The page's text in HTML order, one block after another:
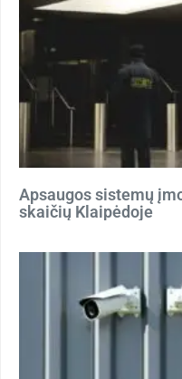
Apsaugos sistemų
skaičių Klaipėdoje